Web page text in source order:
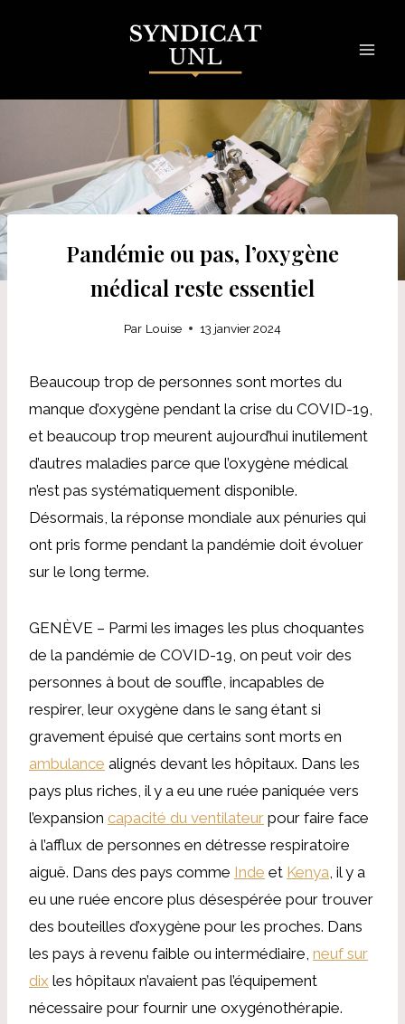
Pandémie ou pas, l’oxygène
médical reste essentiel
Par Louise 13 janvier 2024
Beaucoup trop de personnes sont mortes du
manque d’oxygène pendant la crise du COVID-19,
et beaucoup trop meurent aujourd’hui inutilement
d’autres maladies parce que l’oxygène médical
n’est pas systématiquement disponible.
Désormais, la réponse mondiale aux pénuries qui
ont pris forme pendant la pandémie doit évoluer
sur le long terme.
GENÈVE – Parmi les images les plus choquantes
de la pandémie de COVID-19, on peut voir des
personnes à bout de souffle, incapables de
respirer, leur oxygène dans le sang étant si
gravement épuisé que certains sont morts en
ambulance alignés devant les hôpitaux. Dans les
pays plus riches, il y a eu une ruée paniquée vers
l’expansion capacité du ventilateur pour faire face
à l’afflux de personnes en détresse respiratoire
aiguë. Dans des pays comme Inde et Kenya , il y a
eu une ruée encore plus désespérée pour trouver
des bouteilles d’oxygène pour les proches. Dans
les pays à revenu faible ou intermédiaire, neuf sur
dix les hôpitaux n’avaient pas l’équipement
nécessaire pour fournir une oxygénothérapie.